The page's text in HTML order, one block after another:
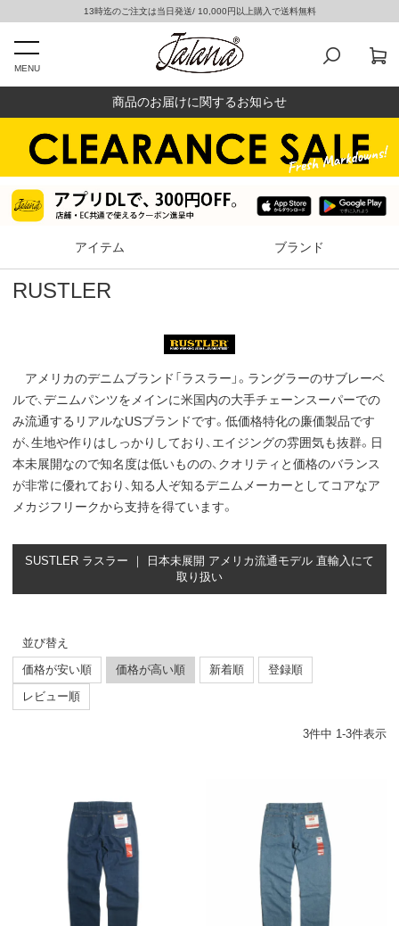
13時迄のご注文は当日発送/ 10,000円以上購入で送料無料
MENU
商品のお届けに関するお知らせ
アイテム ブランド
RUSTLER
アメリカのデニムブランド「ラスラー」。ラングラーのサブレーベ
ルで、デニムパンツをメインに米国内の大手チェーンスーパーでの
み流通するリアルなUSブランドです。低価格特化の廉価製品です
が、生地や作りはしっかりしており、エイジングの雰囲気も抜群。日
本未展開なので知名度は低いものの、クオリティと価格のバランス
が非常に優れており、知る人ぞ知るデニムメーカーとしてコアなア
メカジフリークから支持を得ています。
SUSTLER ラスラー ｜ 日本未展開 アメリカ流通モデル 直輸入にて
取り扱い
並び替え
価格が安い順
価格が高い順 新着順
登録順
レビュー順
3件中 1-3件表示